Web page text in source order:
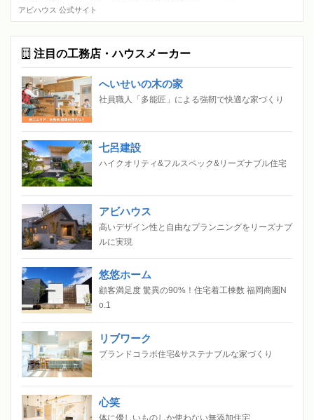
アビハウス 公式サイト
注目の工務店・ハウスメーカー
へいせいの木の家
社員職人「多能匠」による強靭で快適な家づくり
七呂建設
ハイクオリティ&フルスペック&リーズナブル住宅
アビハウス
高いデザイン性と自由なプランニングをリーズナブ
ルに実現
悠悠ホーム
顧客満足度 驚異の90%！住宅着工棟数 福岡商圏N
o.1
リブワーク
ブランドコラボ住宅&サステナブルな家づくり
心笑
体に優しいものしか使わない無添加住宅